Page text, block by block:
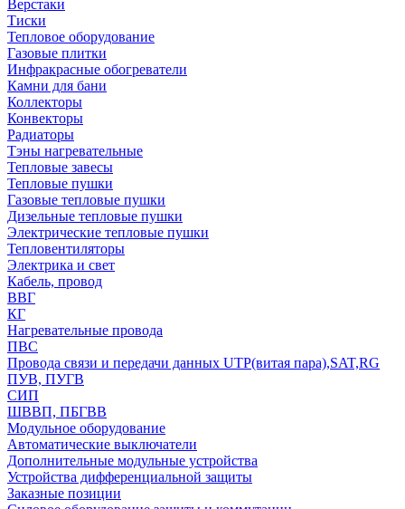
Верстаки
Тиски
Тепловое оборудование
Газовые плитки
Инфракрасные обогреватели
Камни для бани
Коллекторы
Конвекторы
Радиаторы
Тэны нагревательные
Тепловые завесы
Тепловые пушки
Газовые тепловые пушки
Дизельные тепловые пушки
Электрические тепловые пушки
Тепловентиляторы
Электрика и свет
Кабель, провод
ВВГ
КГ
Нагревательные провода
ПВС
Провода связи и передачи данных UTP(витая пара),SAT,RG
ПУВ, ПУГВ
СИП
ШВВП, ПБГВВ
Модульное оборудование
Автоматические выключатели
Дополнительные модульные устройства
Устройства дифференциальной защиты
Заказные позиции